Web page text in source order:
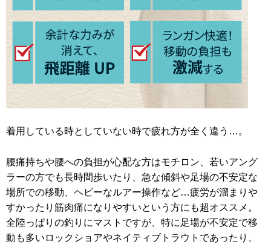
着用している時としていない時で疲れ方が全く違う…。
腰痛持ちや腰への負担が心配な方はモチロン、若いアング
ラーの方でも長時間歩いたり、急な傾斜や足場の不安定な
場所での移動、ヘビーなルアー操作など…疲労が溜まりや
すかったり筋肉痛になりやすいという方にも超オススメ。
全陸っぱりの釣りにマストですが、特に足場が不安定で移
動も多いロックショアやネイティブトラウトであったり、